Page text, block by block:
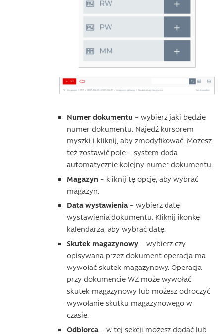
Numer dokumentu – wybierz jaki będzie
numer dokumentu. Najedź kursorem
myszki i kliknij, aby zmodyfikować. Możesz
też zostawić pole – system doda
automatycznie kolejny numer dokumentu.
Magazyn – kliknij tę opcję, aby wybrać
magazyn.
Data wystawienia– wybierz datę
wystawienia dokumentu. Kliknij ikonkę
kalendarza, aby wybrać datę.
Skutek magazynowy – wybierz czy
opisywana przez dokument operacja ma
wywołać skutek magazynowy. Operacja
przy dokumencie WZ może wywołać
skutek magazynowy lub możesz odroczyć
wywołanie skutku magazynowego w
czasie.
Odbiorca – w tej sekcji możesz dodać lub